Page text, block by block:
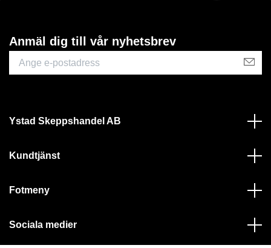
Anmäl dig till vår nyhetsbrev
Ystad Skeppshandel AB
Kundtjänst
Fotmeny
Sociala medier